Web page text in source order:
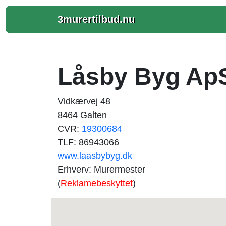
3murertilbud.nu
Låsby Byg
Vidkærvej 48
8464 Galten
CVR: 19300684
TLF: 86943066
www.laasbybyg.dk
Erhverv: Murermester
(Reklamebeskyttet)